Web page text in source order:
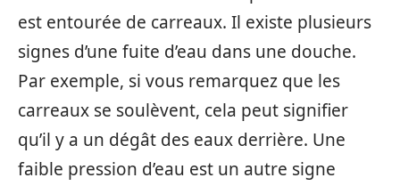
est entourée de carreaux. Il existe plusieurs
signes d’une fuite d’eau dans une douche.
Par exemple, si vous remarquez que les
carreaux se soulèvent, cela peut signifier
qu’il y a un dégât des eaux derrière. Une
faible pression d’eau est un autre signe